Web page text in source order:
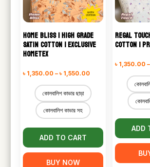
HOME BLISS | HIGH GRADE
SATIN COTTON | EXCLUSIVE
HOMETEX
৳ 1,350.00 – ৳ 1,550.00
৳ 1,350.00
through
৳ 1,550.00
কোলবালিশ কাভার ছাড়া
কোলবালিশ কাভার সহ
ADD TO CART
BUY NOW
REGAL
COTTON |
৳ 1,350.00 –
ADD